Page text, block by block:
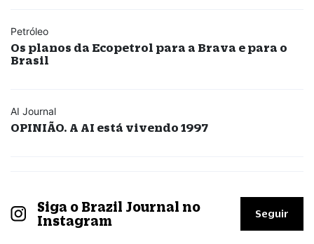
Petróleo
Os planos da Ecopetrol para a Brava e para o
Brasil
AI Journal
OPINIÃO. A AI está vivendo 1997
Siga o Brazil Journal no
Instagram
Seguir